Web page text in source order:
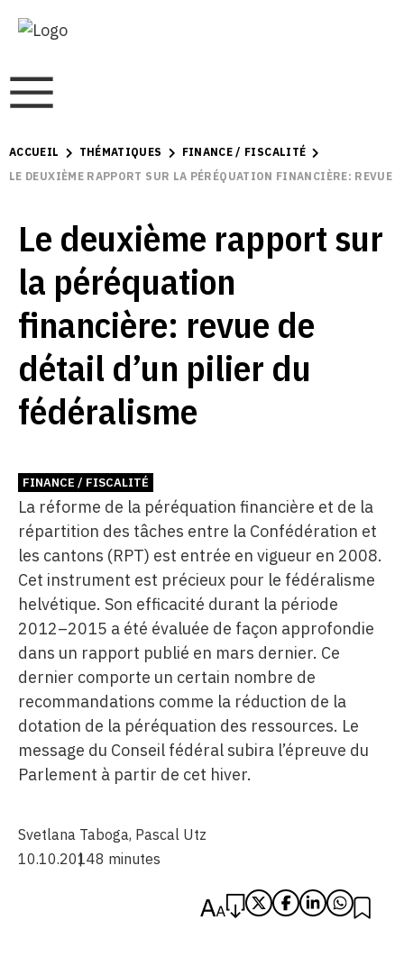
ACCUEIL THÉMATIQUES
FINANCE / FISCALITÉ
LE DEUXIÈME RAPPORT SUR LA PÉRÉQUATION FINANCIÈRE: REVUE
Le deuxième rapport sur
la péréquation
financière: revue de
détail d’un pilier du
fédéralisme
FINANCE / FISCALITÉ
La réforme de la péréquation financière et de la
répartition des tâches entre la Confédération et
les cantons (RPT) est entrée en vigueur en 2008.
Cet instrument est précieux pour le fédéralisme
helvétique. Son efficacité durant la période
2012–2015 a été évaluée de façon approfondie
dans un rapport publié en mars dernier. Ce
dernier comporte un certain nombre de
recommandations comme la réduction de la
dotation de la péréquation des ressources. Le
message du Conseil fédéral subira l’épreuve du
Parlement à partir de cet hiver.
Svetlana Taboga, Pascal Utz
10.10.20148 minutes